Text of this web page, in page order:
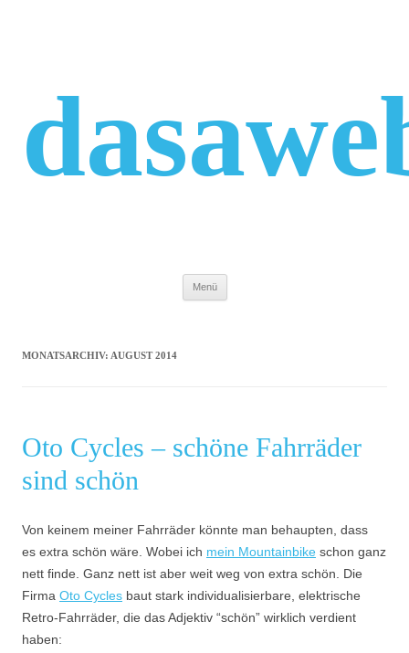
Menü
MONATSARCHIV: AUGUST 2014
Oto Cycles – schöne Fahrräder
sind schön
Von keinem meiner Fahrräder könnte man behaupten, dass
es extra schön wäre. Wobei ich mein Mountainbike schon ganz
nett finde. Ganz nett ist aber weit weg von extra schön. Die
Firma Oto Cycles baut stark individualisierbare, elektrische
Retro-Fahrräder, die das Adjektiv “schön” wirklich verdient
haben: